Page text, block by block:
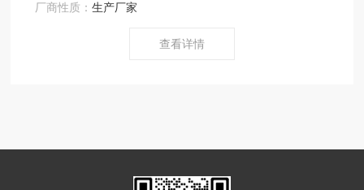
11 / 15 驱动方式：三相电机 长度（mm） ： 1001 宽度
厂商性质：生产厂家
查看详情